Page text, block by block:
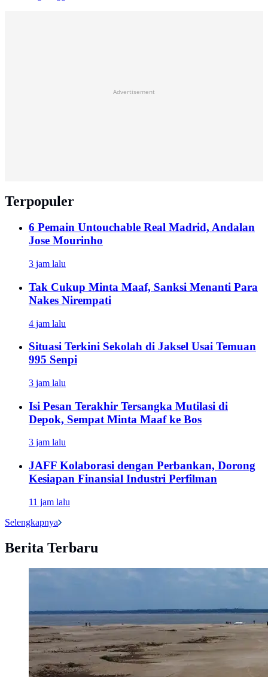
Advertisement
Terpopuler
6 Pemain Untouchable Real Madrid, Andalan
Jose Mourinho
3 jam lalu
Tak Cukup Minta Maaf, Sanksi Menanti Para
Nakes Nirempati
4 jam lalu
Situasi Terkini Sekolah di Jaksel Usai Temuan
995 Senpi
3 jam lalu
Isi Pesan Terakhir Tersangka Mutilasi di
Depok, Sempat Minta Maaf ke Bos
3 jam lalu
JAFF Kolaborasi dengan Perbankan, Dorong
Kesiapan Finansial Industri Perfilman
11 jam lalu
Selengkapnya
Berita Terbaru